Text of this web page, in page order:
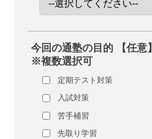
今回の通塾の目的 【任意】
※複数選択可
定期テスト対策
入試対策
苦手補習
先取り学習